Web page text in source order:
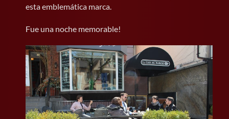
esta emblemática marca.
Fue una noche memorable!